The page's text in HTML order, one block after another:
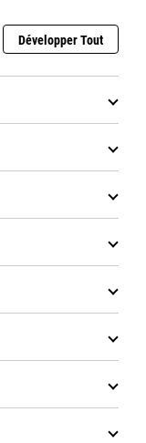
Développer Tout